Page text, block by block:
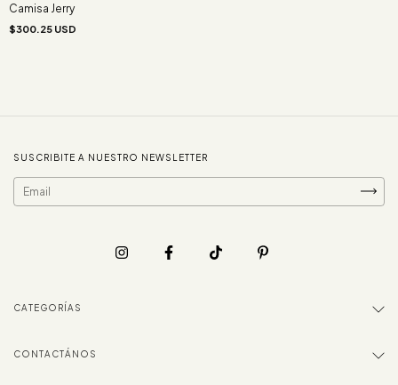
Camisa Jerry
$300.25 USD
SUSCRIBITE A NUESTRO NEWSLETTER
CATEGORÍAS
CONTACTÁNOS